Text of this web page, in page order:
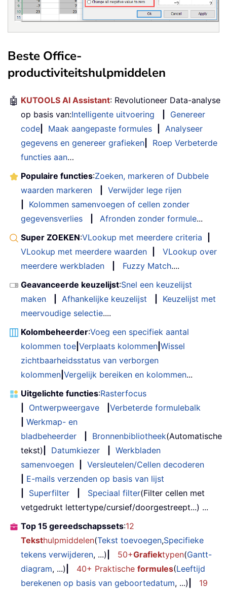
Beste Office-
productiviteitshulpmiddelen
🤖 KUTOOLS AI Assistant: Revolutioneer Data-analyse
op basis van:Intelligente uitvoering
Genereer
code
Maak aangepaste formules
Analyseer
gegevens en genereer grafieken
Roep Verbeterde
functies aan…
Populaire functies:Zoeken, markeren of Dubbele
waarden markeren
Verwijder lege rijen
Kolommen samenvoegen of cellen zonder
gegevensverlies
Afronden zonder formule...
Super ZOEKEN:VLookup met meerdere criteria
VLookup met meerdere waarden
VLookup over
meerdere werkbladen
Fuzzy Match....
Geavanceerde keuzelijst:Snel een keuzelijst
maken
Afhankelijke keuzelijst
Keuzelijst met
meervoudige selectie....
Kolombeheerder:Voeg een specifiek aantal
kolommen toe Verplaats kolommen Wissel
zichtbaarheidsstatus van verborgen
kolommen Vergelijk bereiken en kolommen...
Uitgelichte functies:Rasterfocus
Ontwerpweergave
Verbeterde formulebalk
Werkmap- en
bladbeheerder
Bronnenbibliotheek(Automatische
tekst)
Datumkiezer
Werkbladen
samenvoegen
Versleutelen/Cellen decoderen
E-mails verzenden op basis van lijst
Superfilter Speciaal filter(Filter cellen met
vetgedrukt lettertype/cursief/doorgestreept...) ...
Top 15 gereedschapssets:12
Teksthulpmiddelen(Tekst toevoegen,Specifieke
tekens verwijderen, ...) 50+Grafiektypen(Gantt-
diagram, ...) 40+ Praktische formules(Leeftijd
berekenen op basis van geboortedatum, ...)
19